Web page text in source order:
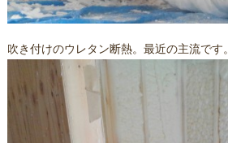
吹き付けのウレタン断熱。最近の主流です。